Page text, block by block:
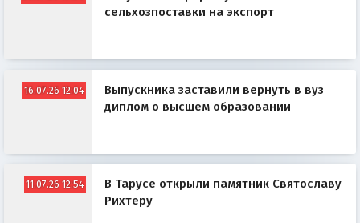
сельхозпоставки на экспорт
16.07.26 12:04
Выпускника заставили вернуть в вуз
диплом о высшем образовании
11.07.26 12:54
В Тарусе открыли памятник Святославу
Рихтеру